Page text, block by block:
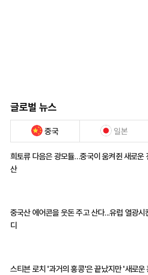
글로벌 뉴스
중국 일본
희토류 다음은 광모듈…중국이 움켜쥔 새로운
산
중국산 에어콘을 웃돈 주고 산다...유럽 열광시
디
스티븐 로치 '과거의 홍콩'은 끝났지만 '새로운